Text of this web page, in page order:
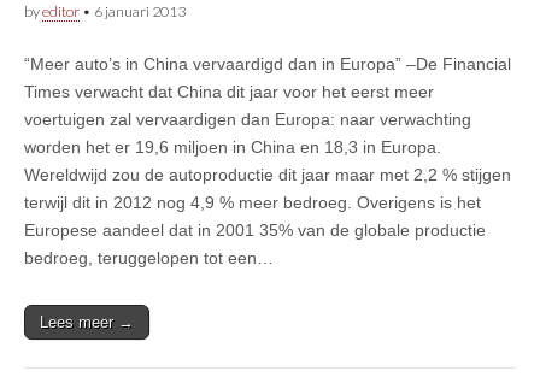
byeditor • 6 januari 2013
“Meer auto’s in China vervaardigd dan in Europa” –De Financial
Times verwacht dat China dit jaar voor het eerst meer
voertuigen zal vervaardigen dan Europa: naar verwachting
worden het er 19,6 miljoen in China en 18,3 in Europa.
Wereldwijd zou de autoproductie dit jaar maar met 2,2 % stijgen
terwijl dit in 2012 nog 4,9 % meer bedroeg. Overigens is het
Europese aandeel dat in 2001 35% van de globale productie
bedroeg, teruggelopen tot een…
Lees meer →